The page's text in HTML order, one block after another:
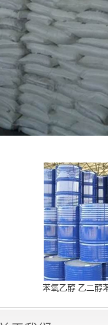
苯氧乙醇 乙二醇